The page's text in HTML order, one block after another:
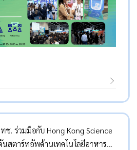
ช. ร่วมมือกับ Hong Kong Science
นสตาร์ทอัพด้านเทคโนโลยีอาหาร